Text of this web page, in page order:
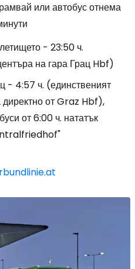
или автобус отнема
- 23:50 ч.
на гара Грац Hbf)
- 4:57 ч. (единственият
директно от Graz Hbf),
от 6:00 ч. нататък